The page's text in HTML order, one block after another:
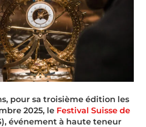
pour sa troisième édition les
2025, le Festival Suisse de
événement à haute teneur